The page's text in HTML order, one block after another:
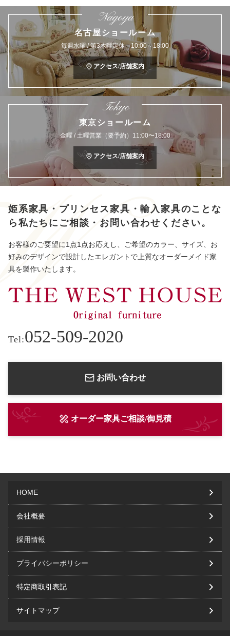
Nagoya
名古屋ショールーム
毎週水曜 / 第3木曜定休 10:00～18:00
アクセス/店舗案内
Tokyo
東京ショールーム
金曜 / 土曜営業（要予約）11:00〜18:00
アクセス/店舗案内
姫系家具・プリンセス家具・輸入家具のことな
ら 私たちにご相談・お問い合わせください。
お客様のご要望に1点1点お応えし、ご希望のカラー、サイズ、お
好みのデザインで設計したエレガントで上質なオーダーメイド家
具を製作いたします。
Tel:052-509-2020
お問い合わせ
オーダー家具ご相談/御見積
HOME
会社概要
採用情報
プライバシーポリシー
特定商取引表記
サイトマップ